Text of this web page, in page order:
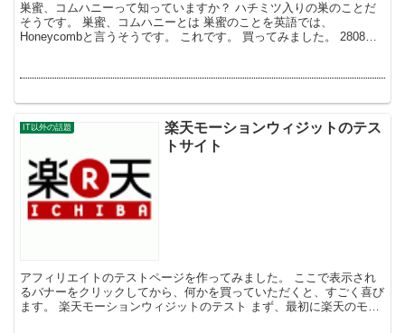
巣蜜、コムハニーって知っていますか？ ハチミツ入りの巣のことだ
そうです。 巣蜜、コムハニーとは 巣蜜のことを英語では、
Honeycombと言うそうです。 これです。 買ってみました。 2808円
IT以外の話題
楽天モーションウィジットのテス
トサイト
アフィリエイトのテストページを作ってみました。 ここで表示され
るバナーをクリックしてから、何かを買っていただくと、すごく喜び
ます。 楽天モーションウィジットのテスト まず、最初に楽天のモー